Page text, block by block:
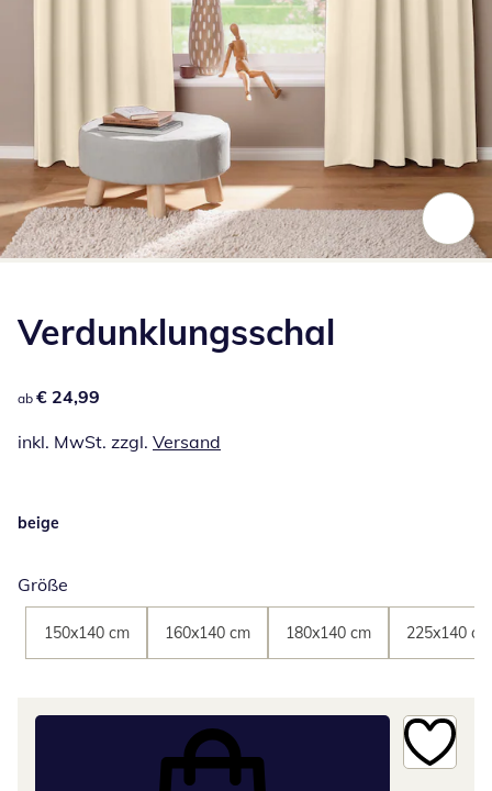
Verdunklungsschal
€ 24,99
ab € 24,99
inkl. MwSt. zzgl. Versand
beige
Größe
150x140 cm 160x140 cm 180x140 cm 225x140 cm